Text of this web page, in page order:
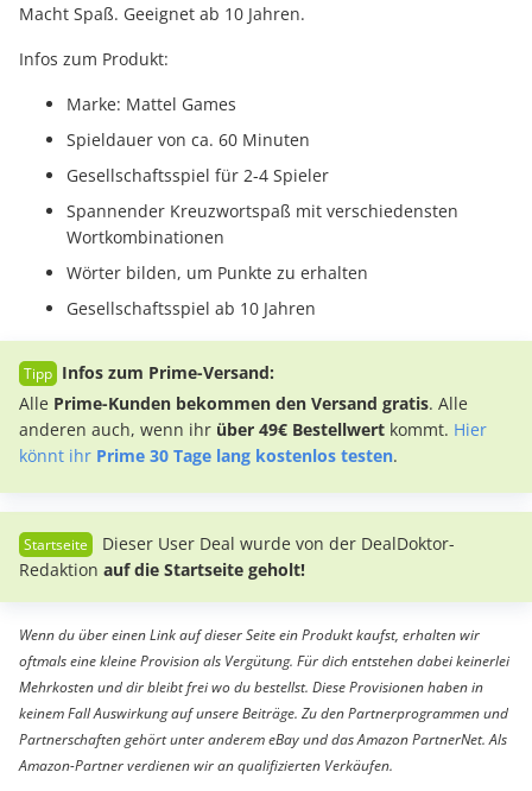
Macht Spaß. Geeignet ab 10 Jahren.
Infos zum Produkt:
Marke: Mattel Games
Spieldauer von ca. 60 Minuten
Gesellschaftsspiel für 2-4 Spieler
Spannender Kreuzwortspaß mit verschiedensten
Wortkombinationen
Wörter bilden, um Punkte zu erhalten
Gesellschaftsspiel ab 10 Jahren
Infos zum Prime-Versand:
Alle Prime-Kunden bekommen den Versand gratis. Alle
anderen auch, wenn ihr über 49€ Bestellwert kommt. Hier
könnt ihr Prime 30 Tage lang kostenlos testen.
Dieser User Deal wurde von der DealDoktor-
Redaktion auf die Startseite geholt!
Wenn du über einen Link auf dieser Seite ein Produkt kaufst, erhalten wir
oftmals eine kleine Provision als Vergütung. Für dich entstehen dabei keinerlei
Mehrkosten und dir bleibt frei wo du bestellst. Diese Provisionen haben in
keinem Fall Auswirkung auf unsere Beiträge. Zu den Partnerprogrammen und
Partnerschaften gehört unter anderem eBay und das Amazon PartnerNet. Als
Amazon-Partner verdienen wir an qualifizierten Verkäufen.